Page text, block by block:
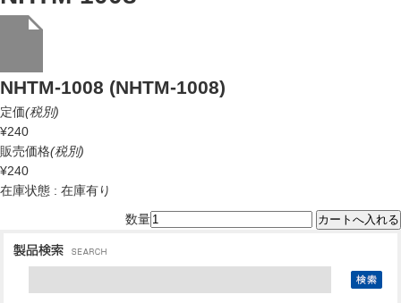
NHTM-1008 (NHTM-1008)
定価(税別)
¥240
販売価格(税別)
¥240
在庫状態 : 在庫有り
数量